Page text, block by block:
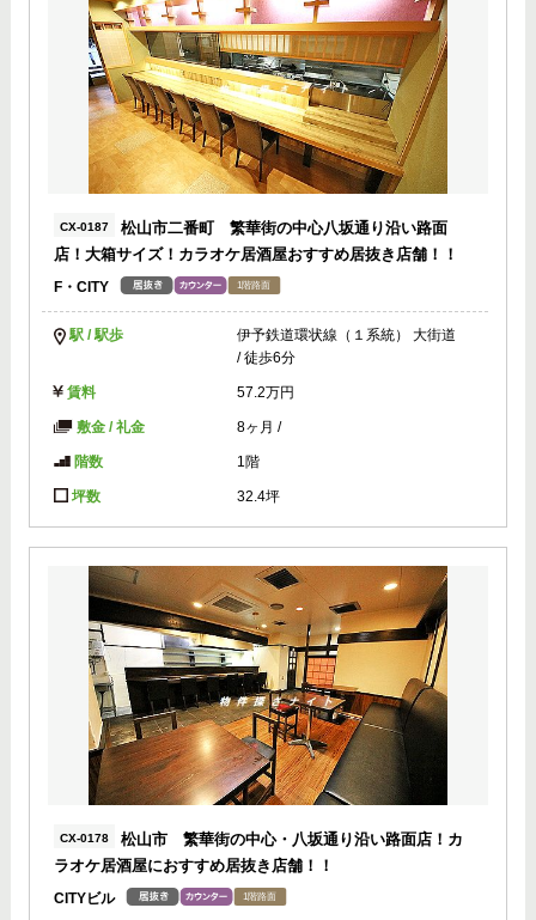
CX-0187
松山市二番町 繁華街の中心八坂通り沿い路面
店！大箱サイズ！カラオケ居酒屋おすすめ居抜き店舗！！
F・CITY
駅 / 駅歩
伊予鉄道環状線（１系統） 大街道
/ 徒歩6分
賃料 57.2万円
敷金 / 礼金 8ヶ月 /
階数 1階
坪数 32.4坪
CX-0178
松山市 繁華街の中心・八坂通り沿い路面店！カ
ラオケ居酒屋におすすめ居抜き店舗！！
CITYビル